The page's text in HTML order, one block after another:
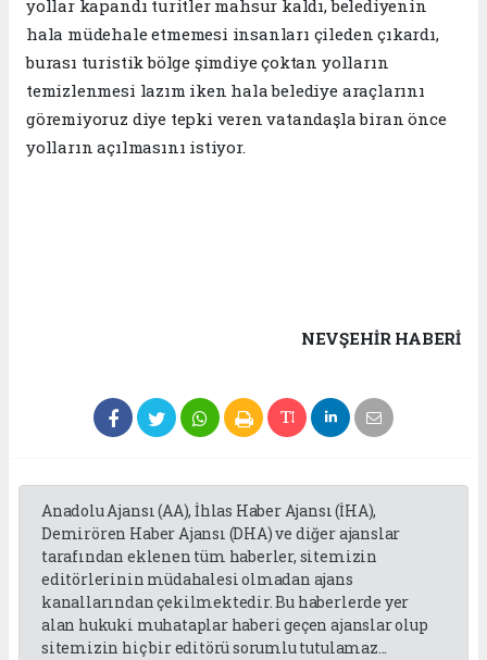
yollar kapandı turitler mahsur kaldı, belediyenin
hala müdehale etmemesi insanları çileden çıkardı,
burası turistik bölge şimdiye çoktan yolların
temizlenmesi lazım iken hala belediye araçlarını
göremiyoruz diye tepki veren vatandaşla biran önce
yolların açılmasını istiyor.
NEVŞEHIR HABERİ
Anadolu Ajansı (AA), İhlas Haber Ajansı (İHA),
Demirören Haber Ajansı (DHA) ve diğer ajanslar
tarafından eklenen tüm haberler, sitemizin
editörlerinin müdahalesi olmadan ajans
kanallarından çekilmektedir. Bu haberlerde yer
alan hukuki muhataplar haberi geçen ajanslar olup
sitemizin hiç bir editörü sorumlu tutulamaz...